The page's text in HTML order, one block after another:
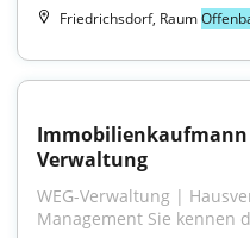
Friedrichsdorf, Raum
Immobilienkaufmann
Verwaltung
WEG-Verwaltung |
Management Sie kennen